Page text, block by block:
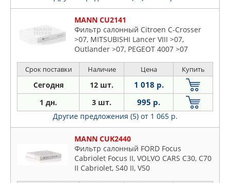
MANN CU2141
Фильтр салонный Citroen C-Crosser
>07, MITSUBISHI Lancer VIII >07,
Outlander >07, PEGEOT 4007 >07
Срок поставки Наличие Цена Купить
Сегодня 12 шт. 1 018 р.
1 дн. 3 шт. 995 р.
Другие предложения (5) от 1 065 р.
MANN CUK2440
Фильтр салонный FORD Focus
Cabriolet Focus II, VOLVO CARS C30, C70
II Cabriolet, S40 II, V50